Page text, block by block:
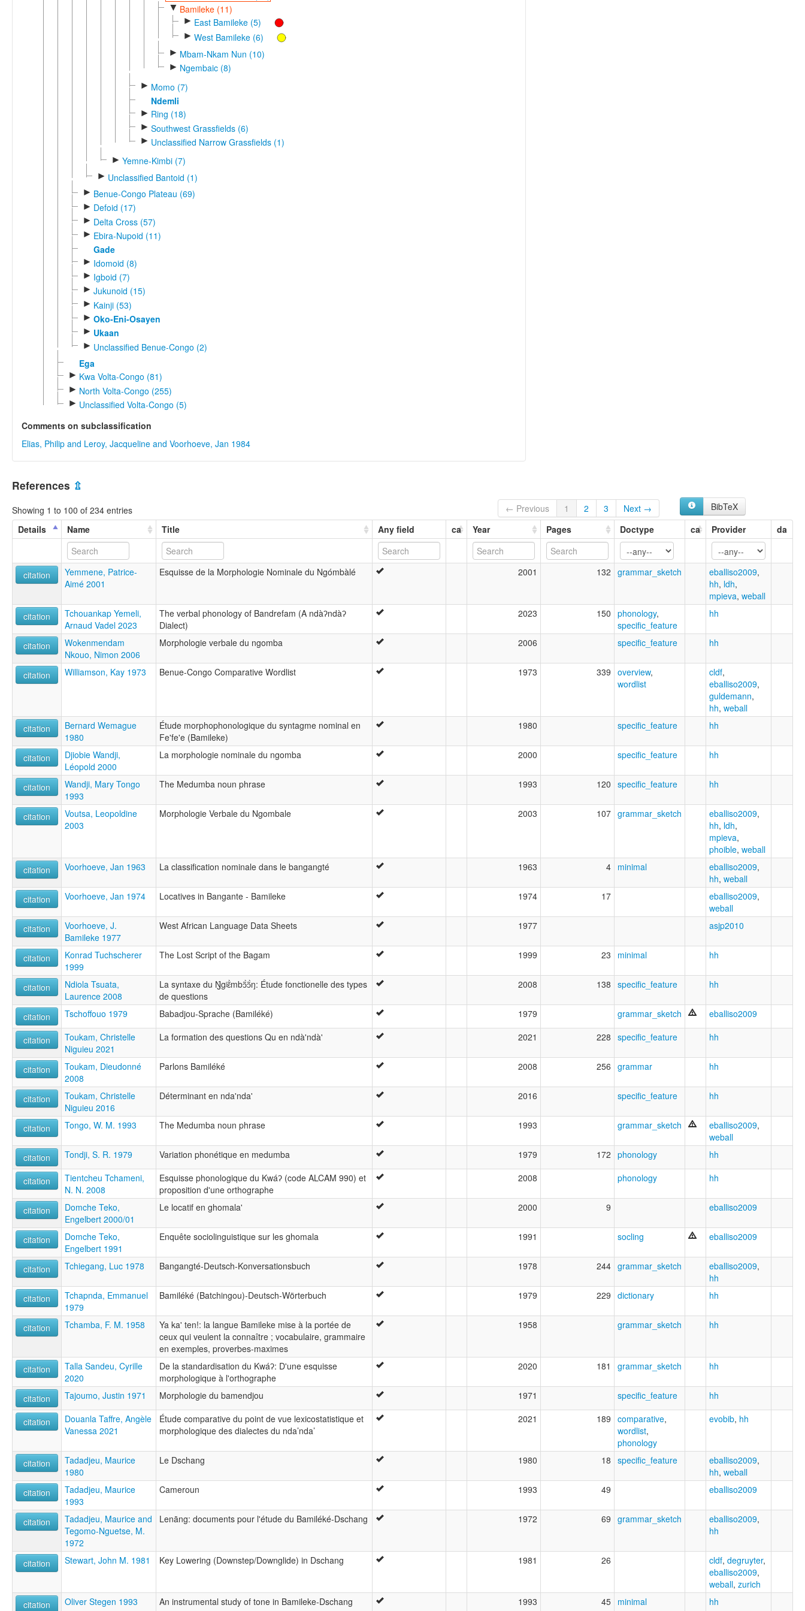
▼ Bamileke (11)
► East Bamileke (5)
► West Bamileke (6)
► Mbam-Nkam Nun (10)
► Ngembaic (8)
► Momo (7)
Ndemli
► Ring (18)
► Southwest Grassfields (6)
► Unclassified Narrow Grassfields (1)
► Yemne-Kimbi (7)
► Unclassified Bantoid (1)
► Benue-Congo Plateau (69)
► Defoid (17)
► Delta Cross (57)
► Ebira-Nupoid (11)
Gade
► Idomoid (8)
► Igboid (7)
► Jukunoid (15)
► Kainji (53)
► Oko-Eni-Osayen
► Ukaan
► Unclassified Benue-Congo (2)
Ega
► Kwa Volta-Congo (81)
► North Volta-Congo (255)
► Unclassified Volta-Congo (5)
Comments on subclassification
Elias, Philip and Leroy, Jacqueline and Voorhoeve, Jan 1984
References ⇫
Showing 1 to 100 of 234 entries ← Previous 1 2 3 Next →
BibTeX
Details
Name Title Any field ca Year Pages Doctype ca Provider da
citation
Yemmene, Patrice-
Aimé 2001
Esquisse de la Morphologie Nominale du Ngómbàlé 2001 132 grammar_sketch eballiso2009,
hh, ldh,
mpieva, weball
citation
Tchouankap Yemeli,
Arnaud Vadel 2023
The verbal phonology of Bandrefam (A ndàʔndàʔ
Dialect)
2023 150 phonology,
specific_feature
hh
citation
Wokenmendam
Nkouo, Nimon 2006
Morphologie verbale du ngomba 2006 specific_feature hh
citation Williamson, Kay 1973 Benue-Congo Comparative Wordlist 1973 339 overview,
wordlist
cldf,
eballiso2009,
guldemann,
hh, weball
citation
Bernard Wemague
1980
Étude morphophonologique du syntagme nominal en
Fe'fe'e (Bamileke)
1980 specific_feature hh
citation
Djiobie Wandji,
Léopold 2000
La morphologie nominale du ngomba 2000 specific_feature hh
citation
Wandji, Mary Tongo
1993
The Medumba noun phrase 1993 120 specific_feature hh
citation
Voutsa, Leopoldine
2003
Morphologie Verbale du Ngombale 2003 107 grammar_sketch eballiso2009,
hh, ldh,
mpieva,
phoible, weball
citation
Voorhoeve, Jan 1963 La classification nominale dans le bangangté 1963 4 minimal eballiso2009,
hh, weball
citation
Voorhoeve, Jan 1974 Locatives in Bangante - Bamileke 1974 17 eballiso2009,
weball
citation
Voorhoeve, J.
Bamileke 1977
West African Language Data Sheets 1977 asjp2010
citation
Konrad Tuchscherer
1999
The Lost Script of the Bagam 1999 23 minimal hh
citation
Ndiola Tsuata,
Laurence 2008
La syntaxe du Ŋ́gʲɛ̃̀mbɔ̃̀ɔ̃̀ŋ: Étude fonctionelle des types
de questions
2008 138 specific_feature hh
citation Tschoffouo 1979 Babadjou-Sprache (Bamiléké) 1979 grammar_sketch eballiso2009
citation
Toukam, Christelle
Niguieu 2021
La formation des questions Qu en ndà'ndà' 2021 228 specific_feature hh
citation
Toukam, Dieudonné
2008
Parlons Bamiléké 2008 256 grammar hh
citation
Toukam, Christelle
Niguieu 2016
Déterminant en nda'nda' 2016 specific_feature hh
citation Tongo, W. M. 1993 The Medumba noun phrase 1993 grammar_sketch eballiso2009,
weball
citation
Tondji, S. R. 1979 Variation phonétique en medumba 1979 172 phonology hh
citation
Tientcheu Tchameni,
N. N. 2008
Esquisse phonologique du Kwáʔ (code ALCAM 990) et
proposition d'une orthographe
2008 phonology hh
citation
Domche Teko,
Engelbert 2000/01
Le locatif en ghomala' 2000 9 eballiso2009
citation
Domche Teko,
Engelbert 1991
Enquête sociolinguistique sur les ghomala 1991 socling eballiso2009
citation Tchiegang, Luc 1978 Bangangté-Deutsch-Konversationsbuch 1978 244 grammar_sketch eballiso2009,
hh
citation
Tchapnda, Emmanuel
1979
Bamiléké (Batchingou)-Deutsch-Wörterbuch 1979 229 dictionary hh
citation Tchamba, F. M. 1958
Ya ka' ten!: la langue Bamileke mise à la portée de
ceux qui veulent la connaître ; vocabulaire, grammaire
en exemples, proverbes-maximes
1958 grammar_sketch hh
citation
Talla Sandeu, Cyrille
2020
De la standardisation du Kwáʔ: D'une esquisse
morphologique à l'orthographe
2020 181 grammar_sketch hh
citation Tajoumo, Justin 1971 Morphologie du bamendjou 1971 specific_feature hh
citation
Douanla Taffre, Angèle
Vanessa 2021
Étude comparative du point de vue lexicostatistique et
morphologique des dialectes du nda’nda’
2021 189 comparative,
wordlist,
phonology
evobib, hh
citation
Tadadjeu, Maurice
1980
Le Dschang 1980 18 specific_feature eballiso2009,
hh, weball
citation
Tadadjeu, Maurice
1993
Cameroun 1993 49 eballiso2009
citation
Tadadjeu, Maurice and
Tegomo-Nguetse, M.
1972
Lenāng: documents pour l'étude du Bamiléké-Dschang 1972 69 grammar_sketch eballiso2009,
hh
citation Stewart, John M. 1981 Key Lowering (Downstep/Downglide) in Dschang 1981 26 cldf, degruyter,
eballiso2009,
weball, zurich
citation
Oliver Stegen 1993 An instrumental study of tone in Bamileke-Dschang 1993 45 minimal hh